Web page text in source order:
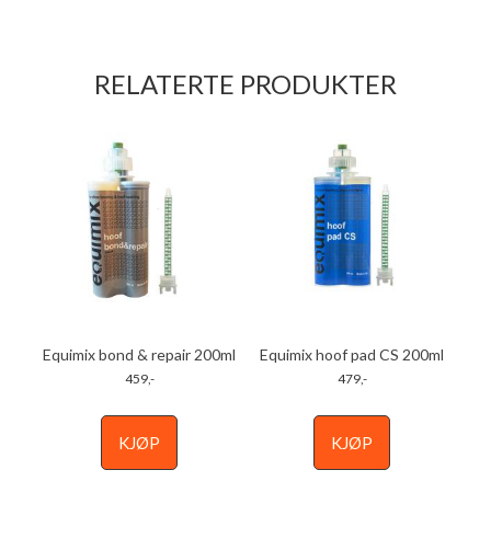
RELATERTE PRODUKTER
Equimix bond & repair 200ml
459,-
KJØP
Equimix hoof pad CS 200ml
479,-
KJØP